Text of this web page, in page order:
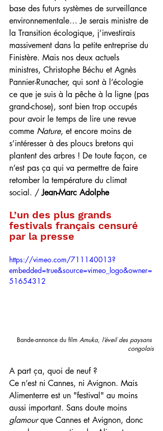
base des futurs systèmes de surveillance
environnementale… Je serais ministre de
la Transition écologique, j’investirais
massivement dans la petite entreprise du
Finistère. Mais nos deux actuels
ministres, Christophe Béchu et Agnès
Pannier-Runacher, qui sont à l’écologie
ce que je suis à la pêche à la ligne (pas
grand-chose), sont bien trop occupés
pour avoir le temps de lire une revue
comme Nature, et encore moins de
s’intéresser à des ploucs bretons qui
plantent des arbres ! De toute façon, ce
n’est pas ça qui va permettre de faire
retomber la température du climat
social. / Jean-Marc Adolphe
L’un des plus grands
festivals français censuré
par la presse
https://vimeo.com/711140013?
embedded=true&source=vimeo_logo&owner=
51654312
Bande-annonce du film Amuka, l’éveil des paysans
congolais
A part ça, quoi de neuf ?
Ce n’est ni Cannes, ni Avignon. Mais
Alimenterre est un "festival" au moins
aussi important. Sans doute moins
glamour que Cannes et Avignon, donc